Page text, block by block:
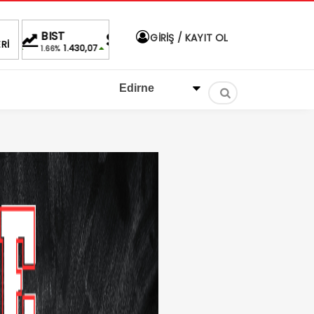
EURO
% 46,9674
ALTIN
4,258,89
BIST
GİRİŞ / KAYIT OL